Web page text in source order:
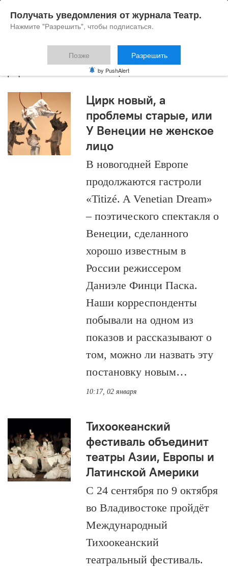
Даниэле Финци Паска
Цирк новый, а
проблемы старые, или
У Венеции не женское
лицо
В новогодней Европе
продолжаются гастроли
«Titizé. A Venetian Dream»
– поэтического спектакля о
Венеции, сделанного
хорошо известным в
России режиссером
Даниэле Финци Паска.
Наши корреспонденты
побывали на одном из
показов и рассказывают о
том, можно ли назвать эту
постановку новым…
10:17, 02 января
Тихоокеанский
фестиваль объединит
театры Азии, Европы и
Латинской Америки
С 24 сентября по 9 октября
во Владивостоке пройдёт
Международный
Тихоокеанский
театральный фестиваль.
Получать уведомления от журнала Театр.
Нажмите "Разрешить", чтобы подписаться.
Позже Разрешить
by PushAlert